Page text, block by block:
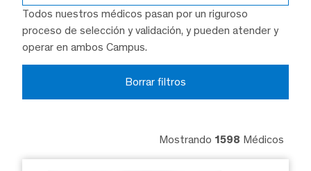
Todos nuestros médicos pasan por un riguroso
proceso de selección y validación, y pueden atender y
operar en ambos Campus.
Borrar filtros
Mostrando 1598 Médicos